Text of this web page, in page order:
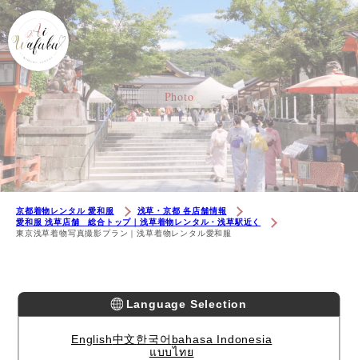
Photo
京都着物レンタル 愛和服
浅草・京都 各店舗情報
愛和服 浅草店舗 総合トップ｜浅草着物レンタル・浅草駅近く
東京浅草着物写真撮影プラン｜浅草着物レンタル愛和服
Language Selection
English中文한국어 bahasa Indonesia
แบบไทย